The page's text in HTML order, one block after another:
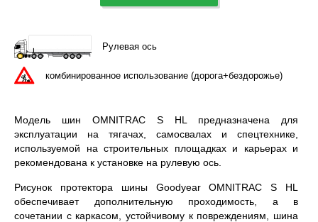
Рулевая ось
комбинированное использование (дорога+бездорожье)
Модель шин OMNITRAC S HL предназначена для
эксплуатации на тягачах, самосвалах и спецтехнике,
используемой на строительных площадках и карьерах и
рекомендована к установке на рулевую ось.
Рисунок протектора шины Goodyear OMNITRAC S HL
обеспечивает дополнительную проходимость, а в
сочетании с каркасом, устойчивому к повреждениям, шина